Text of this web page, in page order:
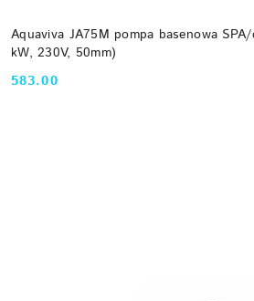
Aquaviva JA75M pompa basenowa
kW, 230V, 50mm)
Cena:
583.00